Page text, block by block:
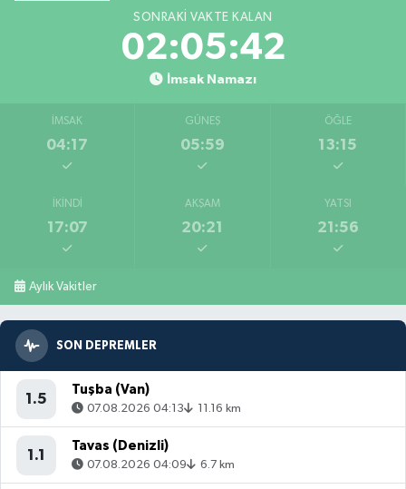
SONRAKI VAKTE KALAN
02:05:41
İmsak Namazı
İMSAK
04:17
GÜNEŞ
05:59
ÖĞLE
13:15
İKINDI
17:07
AKŞAM
20:21
YATSI
21:56
Aylık Vakitler
SON DEPREMLER
1.5
Tuşba (Van)
07.08.2026 04:13 11.16 km
1.1
Tavas (Denizli)
07.08.2026 04:09 6.7 km